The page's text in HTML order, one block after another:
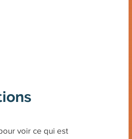
voir ce qui est